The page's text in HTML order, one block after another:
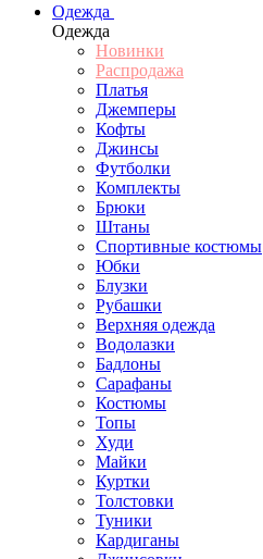
Одежда
Одежда
Новинки
Распродажа
Платья
Джемперы
Кофты
Джинсы
Футболки
Комплекты
Брюки
Штаны
Спортивные костюмы
Юбки
Блузки
Рубашки
Верхняя одежда
Водолазки
Бадлоны
Сарафаны
Костюмы
Топы
Худи
Майки
Куртки
Толстовки
Туники
Кардиганы